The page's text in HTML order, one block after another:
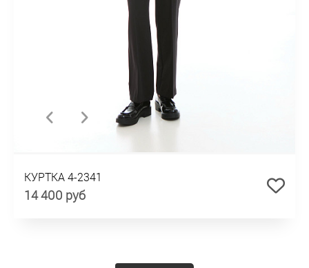
КУРТКА 4-2341
14 400 руб